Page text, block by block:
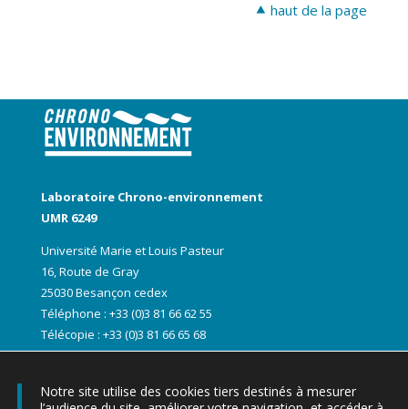
⯅haut de la page
Laboratoire Chrono-environnement
UMR 6249
Université Marie et Louis Pasteur
16, Route de Gray
25030 Besançon cedex
Téléphone : +33 (0)3 81 66 62 55
Télécopie : +33 (0)3 81 66 65 68
Notre site utilise des cookies tiers destinés à mesurer